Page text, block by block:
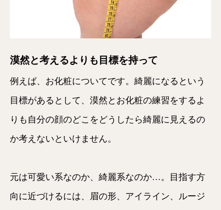
漠然と考えるよりも目標を持って
例えば、お化粧についてです。綺麗になるという
目標があるとして、漠然とお化粧の練習をするよ
りも自分の顔のどこをどうしたら綺麗に見えるの
か考えないといけません。
元は可愛い系なのか、綺麗系なのか…。目指す方
向に近づけるには、眉の形、アイライン、ルージ